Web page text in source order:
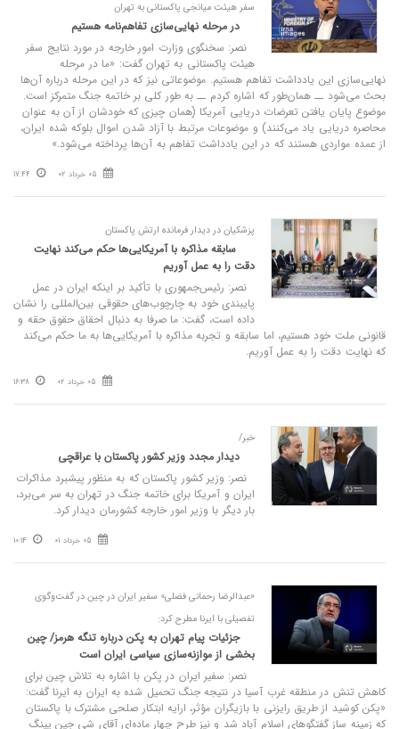
سفر هیئت میانجی پاکستانی به تهران
در مرحله نهایی‌سازی تفاهم‌نامه هستیم
نصر: سخنگوی وزارت امور خارجه در مورد نتایج سفر
هیئت پاکستانی به تهران گفت: «ما در مرحله
نهایی‌سازی این یادداشت تفاهم هستیم. موضوعاتی نیز که در این مرحله درباره آن‌ها
بحث می‌شود ــ همان‌طور که اشاره کردم ــ به طور کلی بر خاتمه جنگ متمرکز است.
موضوع پایان یافتن تعرضات دریایی آمریکا (همان چیزی که خودشان از آن به عنوان
محاصره دریایی یاد می‌کنند) و موضوعات مرتبط با آزاد شدن اموال بلوکه شده ایران،
از عمده مواردی هستند که در این یادداشت تفاهم به آن‌ها پرداخته می‌شود.»
05 خرداد 02 17:44
پزشکیان در دیدار فرمانده ارتش پاکستان
سابقه مذاکره با آمریکایی‌ها حکم می‌کند نهایت
دقت را به عمل آوریم
نصر: رئیس‌جمهوری با تأکید بر اینکه ایران در عمل
پایبندی خود به چارچوب‌های حقوقی بین‌المللی را نشان
داده است، گفت: ما صرفا به دنبال احقاق حقوق حقه و
قانونی ملت خود هستیم، اما سابقه و تجربه مذاکره با آمریکایی‌ها به ما حکم می‌کند
که نهایت دقت را به عمل آوریم.
05 خرداد 02 16:38
خبر/
دیدار مجدد وزیر کشور پاکستان با عراقچی
نصر: وزیر کشور پاکستان که به منظور پیشبرد مذاکرات
ایران و آمریکا برای خاتمه جنگ در تهران به سر می‌برد،
بار دیگر با وزیر امور خارجه کشورمان دیدار کرد.
05 خرداد 01 10:14
«عبدالرضا رحمانی فضلی» سفیر ایران در چین در گفت‌وگوی
تفصیلی با ایرنا مطرح کرد:
جزئیات پیام تهران به پکن درباره تنگه هرمز/ چین
بخشی از موازنه‌سازی سیاسی ایران است
نصر: سفیر ایران در پکن با اشاره به تلاش چین برای
کاهش تنش در منطقه غرب آسیا در نتیجه جنگ تحمیل شده به ایران به ایرنا گفت:
«پکن کوشید از طریق رایزنی با بازیگران مؤثر، ارایه ابتکار صلحی مشترک با پاکستان
که زمینه ساز گفتگوهای اسلام آباد شد و نیز طرح چهار ماده‌ای آقای شی جین پینگ